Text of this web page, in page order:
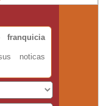
franquicia
noticas